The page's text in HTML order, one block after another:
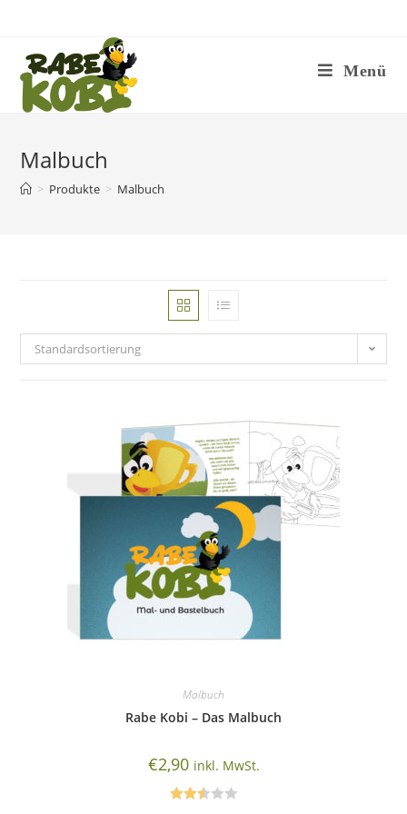
springen
Menü
Malbuch
> Produkte > Malbuch
Standardsortierung
Malbuch
Rabe Kobi – Das Malbuch
€2,90 inkl. MwSt.